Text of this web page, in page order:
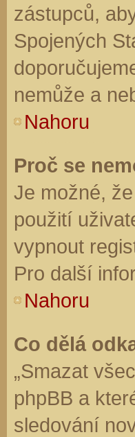
zástupců,
Spojených
nemůže a
Nahoru
Proč se
Je možné,
použití
vypnout
Pro další
Nahoru
Co dělá
„Smazat
phpBB a
sledování